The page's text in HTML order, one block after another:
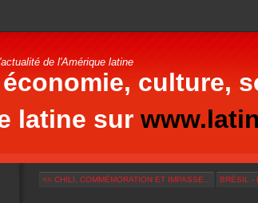
de l'Amérique latine
culture,
latine sur
<< CHILI, COMMÉMORATION ET IMPASSE... BRÉSIL -